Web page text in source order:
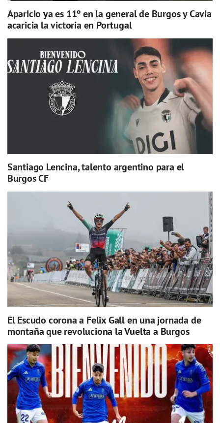
Aparicio ya es 11º en la general de Burgos y Cavia
acaricia la victoria en Portugal
Santiago Lencina, talento argentino para el
Burgos CF
El Escudo corona a Felix Gall en una jornada de
montaña que revoluciona la Vuelta a Burgos